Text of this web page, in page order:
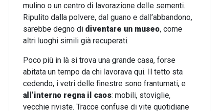
mulino o un centro di lavorazione delle sementi.
Ripulito dalla polvere, dal guano e dall’abbandono,
sarebbe degno di diventare un museo, come
altri luoghi simili già recuperati.
Poco più in là si trova una grande casa, forse
abitata un tempo da chi lavorava qui. Il tetto sta
cedendo, i vetri delle finestre sono frantumati, e
all’interno regna il caos: mobili, stoviglie,
vecchie riviste. Tracce confuse di vite quotidiane